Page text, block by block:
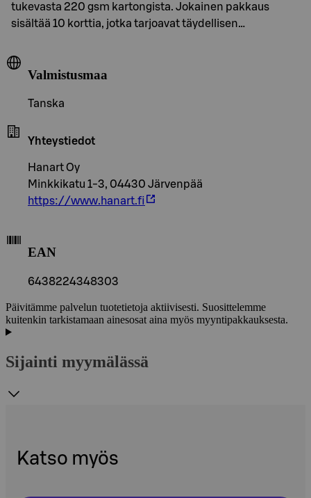
tukevasta 220 gsm kartongista. Jokainen pakkaus
sisältää 10 korttia, jotka tarjoavat täydellisen…
Valmistusmaa
Tanska
Yhteystiedot
Hanart Oy
Minkkikatu 1-3, 04430 Järvenpää
https://www.hanart.fi
EAN
6438224348303
Päivitämme palvelun tuotetietoja aktiivisesti. Suosittelemme
kuitenkin tarkistamaan ainesosat aina myös myyntipakkauksesta.
Sijainti myymälässä
Katso myös